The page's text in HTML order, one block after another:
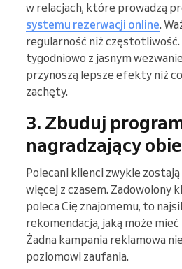
w relacjach, które prowadzą
systemu rezerwacji online.
regularność niż
tygodniowo z jasnym
przynoszą lepsze efekty niż
zachęty.
3. Zbuduj
nagradzający
Polecani klienci zwykle zostają
więcej z czasem. Zadowolony
poleca Cię znajomemu, to
rekomendacja, jaką może
Żadna kampania reklamowa
poziomowi zaufania.